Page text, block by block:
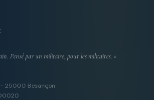
Pensé par un militaire, pour les militaires. »
25000 Besançon